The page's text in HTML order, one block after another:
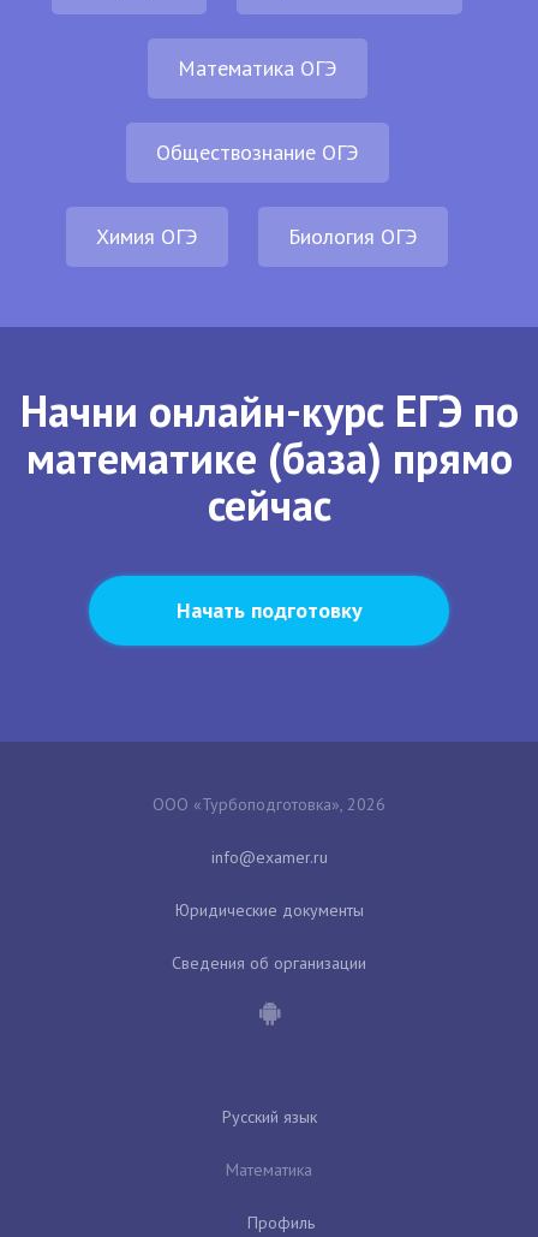
Математика ОГЭ
Обществознание ОГЭ
Химия ОГЭ Биология ОГЭ
Начни онлайн-курс ЕГЭ по
математике (база) прямо
сейчас
Начать подготовку
ООО «Турбоподготовка», 2026
Юридические документы
Сведения об организации
Русский язык
Математика
Профиль